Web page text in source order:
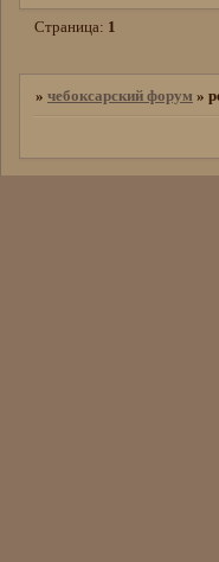
Страница: 1
» чебоксарский форум »